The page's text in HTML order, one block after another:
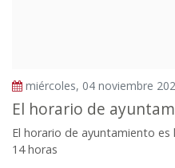
miércoles, 04 noviembre
El horario de
El horario de ayuntamiento es
14 horas